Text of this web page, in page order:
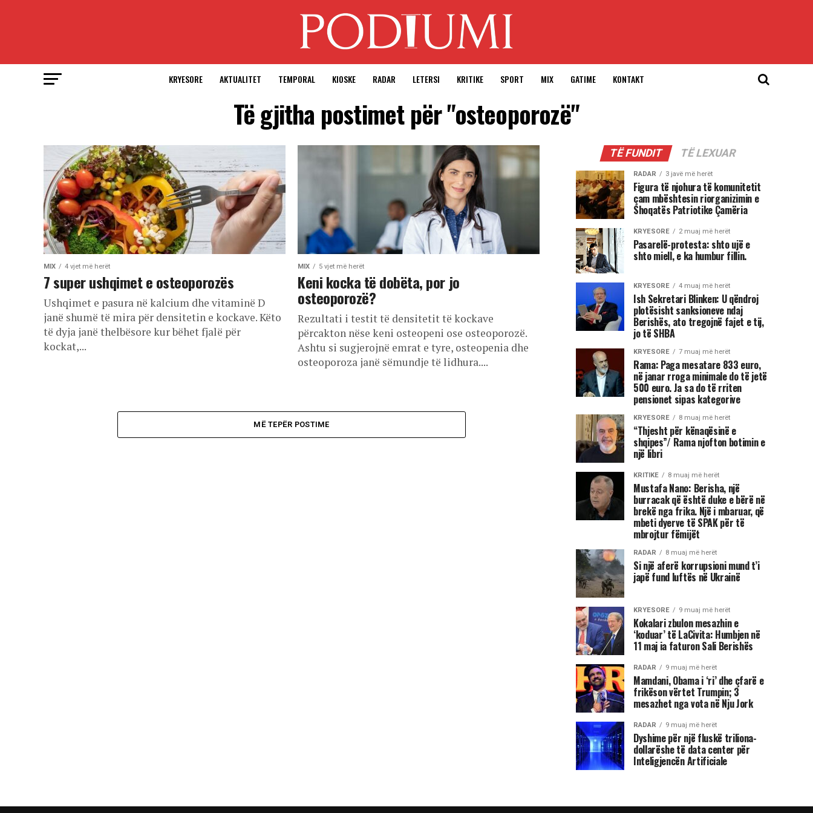
KRYESORE AKTUALITET TEMPORAL KIOSKE RADAR LETERSI KRITIKE SPORT MIX GATIME KONTAKT
Të gjitha postimet për "osteoporozë"
MIX 4 vjet më herët
7 super ushqimet e osteoporozës
Ushqimet e pasura në kalcium dhe vitaminë D
janë shumë të mira për densitetin e kockave. Këto
të dyja janë thelbësore kur bëhet fjalë për
kockat,...
MIX 5 vjet më herët
Keni kocka të dobëta, por jo
osteoporozë?
Rezultati i testit të densitetit të kockave
përcakton nëse keni osteopeni ose osteoporozë.
Ashtu si sugjerojnë emrat e tyre, osteopenia dhe
osteoporoza janë sëmundje të lidhura....
MË TEPËR POSTIME
TË FUNDIT TË LEXUAR
RADAR 3 javë më herët
Figura të njohura të komunitetit
çam mbështesin riorganizimin e
Shoqatës Patriotike Çamëria
KRYESORE 2 muaj më herët
Pasarelë-protesta: shto ujë e
shto miell, e ka humbur fillin.
KRYESORE 4 muaj më herët
Ish Sekretari Blinken: U qëndroj
plotësisht sanksioneve ndaj
Berishës, ato tregojnë fajet e tij,
jo të SHBA
KRYESORE 7 muaj më herët
Rama: Paga mesatare 833 euro,
në janar rroga minimale do të jetë
500 euro. Ja sa do të rriten
pensionet sipas kategorive
KRYESORE 8 muaj më herët
“Thjesht për kënaqësinë e
shqipes”/ Rama njofton botimin e
një libri
KRITIKE 8 muaj më herët
Mustafa Nano: Berisha, një
burracak që është duke e bërë në
brekë nga frika. Një i mbaruar, që
mbeti dyerve të SPAK për të
mbrojtur fëmijët
RADAR 8 muaj më herët
Si një aferë korrupsioni mund t’i
japë fund luftës në Ukrainë
KRYESORE 9 muaj më herët
Kokalari zbulon mesazhin e
‘koduar’ të LaCivita: Humbjen në
11 maj ia faturon Sali Berishës
RADAR 9 muaj më herët
Mamdani, Obama i ‘ri’ dhe çfarë e
frikëson vërtet Trumpin; 3
mesazhet nga vota në Nju Jork
RADAR 9 muaj më herët
Dyshime për një fluskë triliona-
dollarëshe të data center për
Inteligjencën Artificiale